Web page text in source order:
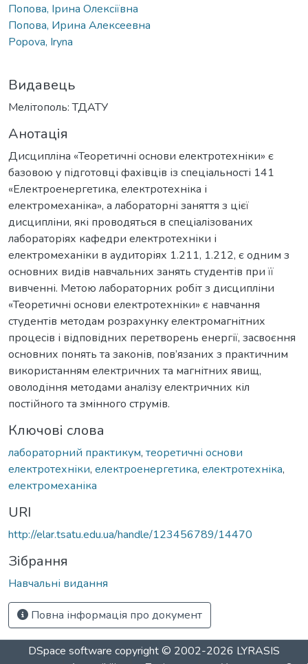
Попова, Ірина Олексіївна
Попова, Ирина Алексеевна
Popova, Iryna
Видавець
Мелітополь: ТДАТУ
Анотація
Дисципліна «Теоретичні основи електротехніки» є
базовою у підготовці фахівців із спеціальності 141
«Електроенергетика, електротехніка і
електромеханіка», а лабораторні заняття з цієї
дисципліни, які проводяться в спеціалізованих
лабораторіях кафедри електротехніки і
електромеханіки в аудиторіях 1.211, 1.212, є одним з
основних видів навчальних занять студентів при її
вивченні. Метою лабораторних робіт з дисципліни
«Теоретичні основи електротехніки» є навчання
студентів методам розрахунку електромагнітних
процесів і відповідних перетворень енергії, засвоєння
основних понять та законів, пов’язаних з практичним
використанням електричних та магнітних явищ,
оволодіння методами аналізу електричних кіл
постійного та змінного струмів.
Ключові слова
лабораторний практикум, теоретичні основи
електротехніки, електроенергетика, електротехніка,
електромеханіка
URI
http://elar.tsatu.edu.ua/handle/123456789/14470
Зібрання
Навчальні видання
Повна інформація про документ
DSpace software copyright © 2002-2026 LYRASIS